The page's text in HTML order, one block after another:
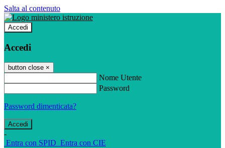
Salta al contenuto
Accedi
Accedi
button close ×
Nome Utente
Password
Password dimenticata?
-
Entra con SPID Entra con CIE